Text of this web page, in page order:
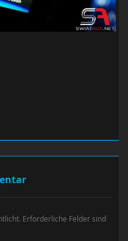
Erforderliche Felder sind